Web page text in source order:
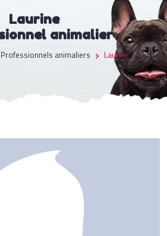
Laurine
animalier
animaliers Laurine